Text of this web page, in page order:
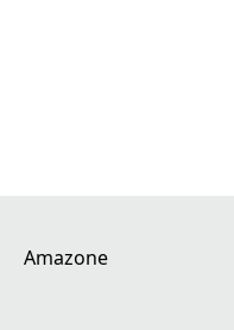
Amazone